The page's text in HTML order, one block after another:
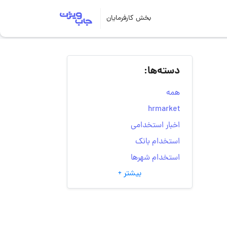
بخش کارفرمایان
دسته‌ها:
همه
hrmarket
اخبار استخدامی
استخدام بانک
استخدام شهرها
انتخاب مسیر شغلی
به‌روزرسانی‌های سایت
بیشتر +